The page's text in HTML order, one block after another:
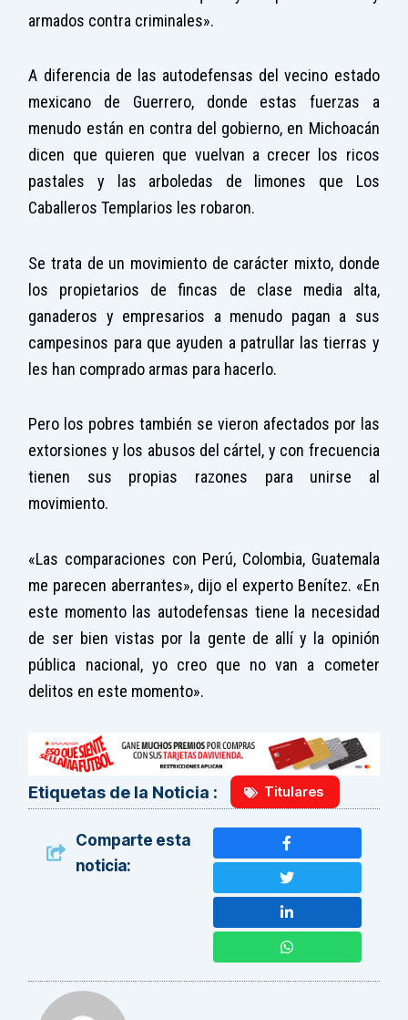
armados contra criminales».
A diferencia de las autodefensas del vecino estado
mexicano de Guerrero, donde estas fuerzas a
menudo están en contra del gobierno, en Michoacán
dicen que quieren que vuelvan a crecer los ricos
pastales y las arboledas de limones que Los
Caballeros Templarios les robaron.
Se trata de un movimiento de carácter mixto, donde
los propietarios de fincas de clase media alta,
ganaderos y empresarios a menudo pagan a sus
campesinos para que ayuden a patrullar las tierras y
les han comprado armas para hacerlo.
Pero los pobres también se vieron afectados por las
extorsiones y los abusos del cártel, y con frecuencia
tienen sus propias razones para unirse al
movimiento.
«Las comparaciones con Perú, Colombia, Guatemala
me parecen aberrantes», dijo el experto Benítez. «En
este momento las autodefensas tiene la necesidad
de ser bien vistas por la gente de allí y la opinión
pública nacional, yo creo que no van a cometer
delitos en este momento».
Etiquetas de la Noticia : Titulares
Comparte esta
noticia: